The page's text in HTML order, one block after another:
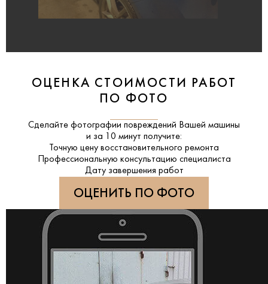
ОЦЕНКА СТОИМОСТИ РАБОТ
ПО ФОТО
Сделайте фотографии повреждений Вашей машины
и за 10 минут получите:
Точную цену восстановительного ремонта
Профессиональную консультацию специалиста
Дату завершения работ
ОЦЕНИТЬ ПО ФОТО